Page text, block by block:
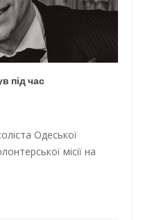
під час
Одеської
місії на